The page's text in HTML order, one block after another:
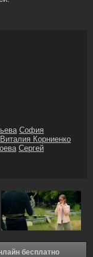
София
Виталия Корниенко
Сергей
бесплатно